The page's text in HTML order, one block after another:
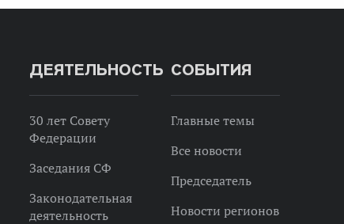
ДЕЯТЕЛЬНОСТЬ
30 лет Совету
Федерации
Заседания СФ
Законодательная
деятельность
СОБЫТИЯ
Главные темы
Все новости
Председатель
Новости регионов